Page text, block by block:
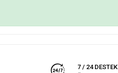
7 / 24 DESTEK